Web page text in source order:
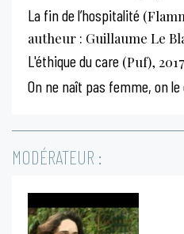
La fin de l’hospitalité
autheur : Guillaume Le
L'éthique du care (Puf), 2017
On ne naît pas femme, on
MODÉRATEUR :